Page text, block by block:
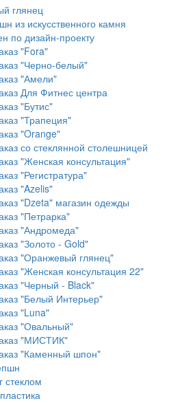
глянец
из искусственного камня
по дизайн-проекту
"Fora"
"Черно-белый"
"Амели"
Для Фитнес центра
"Бутис"
"Трапеция"
"Orange"
со стеклянной столешницей
"Женская консультация"
"Регистратура"
"Azelis"
"Dzeta" магазин одежды
"Петрарка"
"Андромеда"
"Золото - Gold"
"Оранжевый глянец"
"Женская консультация 22"
"Черный - Black"
"Белый Интерьер"
"Luna"
"Овальный"
"МИСТИК"
"Каменный шпон"
стеклом